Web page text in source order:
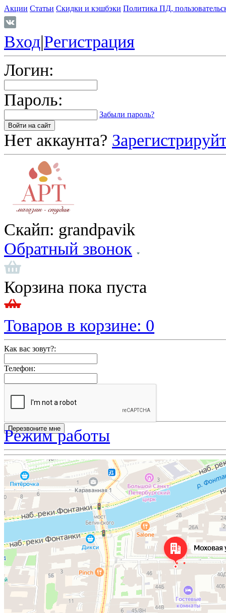
Акции Статьи Скидки и кэшбэки Политика ПД,
Вход|Регистрация
Логин:
Пароль:
Забыли пароль?
Нет аккаунта?
Скайп: grandpavik
Обратный звонок
Корзина пока пуста
Товаров в корзине: 0
Как вас зовут?:
Телефон:
Режим работы